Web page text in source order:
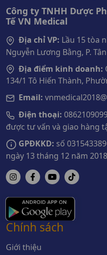
Công ty TNHH Dược
Tế VN Medical
Địa chỉ VP: Lầu 15 tòa
Nguyễn Lương Bằng, P.
Địa điểm kinh doanh:
134/1 Tô Hiến Thành,
Email:
Điện thoại:
được tư vấn và giao hàng
GPĐKKD: số
ngày 13 tháng 12 năm 2018
Chính sách
Giới thiệu